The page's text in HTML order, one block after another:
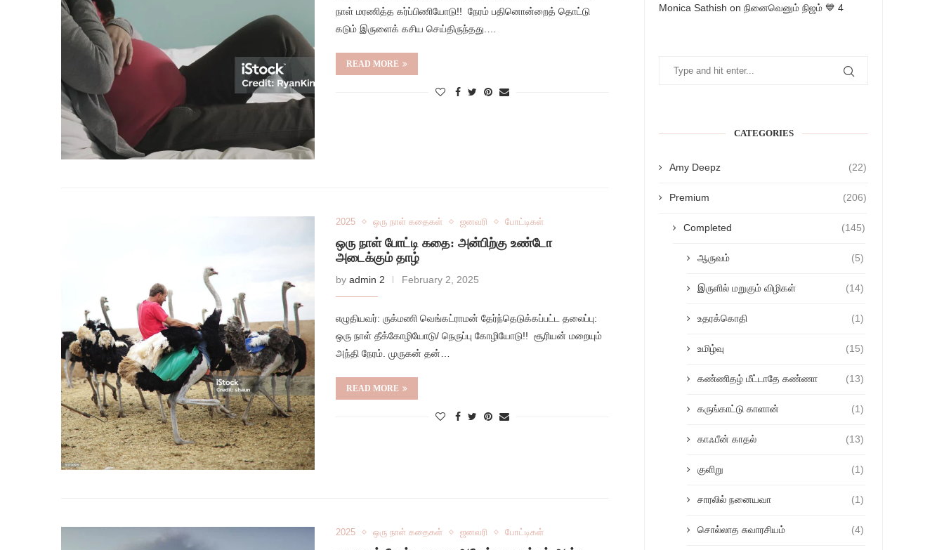
நாள் மரணித்த கர்ப்பிணியோடு!! நேரம் பதினொன்றைத் தொட்டு
கடும் இருளைக் கசிய செய்திருந்தது.…
READ MORE
2025 ஒரு நாள் கதைகள் ஜனவரி போட்டிகள்
ஒரு நாள் போட்டி கதை: அன்பிற்கு உண்டோ
அடைக்கும் தாழ்
by admin 2 February 2, 2025
எழுதியவர்: ருக்மணி வெங்கட்ராமன் தேர்ந்தெடுக்கப்பட்ட தலைப்பு:
ஒரு நாள் தீக்கோழியோடு/ நெருப்பு கோழியோடு!! சூரியன் மறையும்
அந்தி நேரம். முருகன் தன்…
READ MORE
2025 ஒரு நாள் கதைகள் ஜனவரி போட்டிகள்
Monica Sathish on நினைவெனும் நிஜம் 💙 4
CATEGORIES
Amy Deepz (22)
Premium (206)
Completed (145)
ஆருவம் (5)
இருளில் மறுகும் விழிகள் (14)
உதரக்கொதி (1)
உமிழ்வு (15)
கண்ணிதழ் மீட்டாதே கண்ணா (13)
கருங்காட்டு காளான் (1)
காஃபீன் காதல் (13)
குளிறு (1)
சாரலில் நனையவா (1)
சொல்லாத சுவாரசியம் (4)